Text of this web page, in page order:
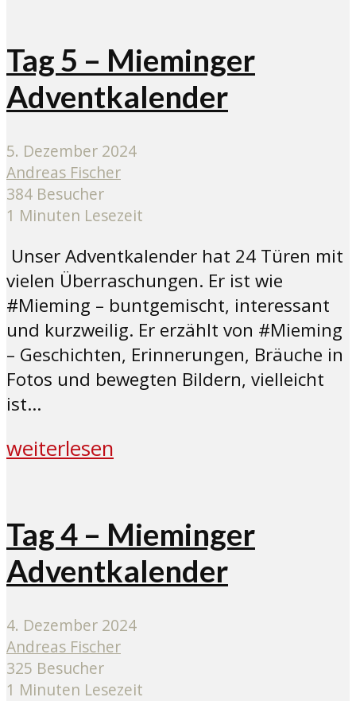
Tag 5 – Mieminger
Adventkalender
5. Dezember 2024
Andreas Fischer
384 Besucher
1 Minuten Lesezeit
Unser Adventkalender hat 24 Türen mit
vielen Überraschungen. Er ist wie
#Mieming – buntgemischt, interessant
und kurzweilig. Er erzählt von #Mieming
– Geschichten, Erinnerungen, Bräuche in
Fotos und bewegten Bildern, vielleicht
ist...
weiterlesen
Tag 4 – Mieminger
Adventkalender
4. Dezember 2024
Andreas Fischer
325 Besucher
1 Minuten Lesezeit